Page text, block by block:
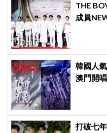
THE
成員
韓國人
澳門開
打破七